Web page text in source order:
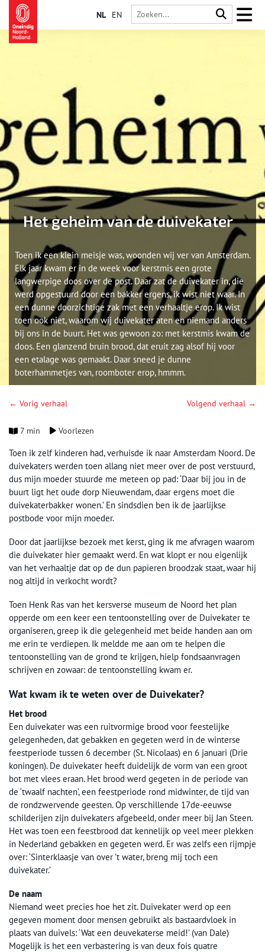
NL EN
Het geheim van de duivekater
Toen ik een klein meisje was, woonden wij ver van Amsterdam.
Elk jaar kwam er in de week voor kerstmis een grote
langwerpige doos over de post. Daar zat de duivekater in, die
werd opgestuurd door een bakker ergens, ik wist niet waar. In
een dunne doorzichtige zak met een verhaaltje erop. Ik wist
toen ook niet, waarom wij duivekater aten en niemand anders
bij ons in de buurt. Het was gewoon zo: met kerstmis kwam de
doos. Een glanzend bruin brood, dat eruit zag alsof hij voor
een etalage was gemaakt. Daar sneed je dunne
boterhammetjes van, roomboter erop, hmmm.
← Vorig verhaal Volgend verhaal →
7 min Voorlezen
Toen ik zelf kinderen had, verhuisde ik naar Amsterdam Noord. De
duivekaters werden toen allang niet meer over de post verstuurd,
dus mijn moeder stuurde me meteen op pad: ‘Daar bij jou in de
buurt ligt het oude dorp Nieuwendam, daar ergens moet die
duivekaterbakker wonen.’ En sindsdien ben ik de jaarlijkse
postbode voor mijn moeder.
Door dat jaarlijkse bezoek met kerst, ging ik me afvragen waarom
die duivekater hier gemaakt werd. En wat klopt er nou eigenlijk
van het verhaaltje dat op de dun papieren broodzak staat, waar hij
nog altijd in verkocht wordt?
Toen Henk Ras van het kersverse museum de Noord het plan
opperde om een keer een tentoonstelling over de Duivekater te
organiseren, greep ik die gelegenheid met beide handen aan om
me erin te verdiepen. Ik meldde me aan om te helpen die
tentoonstelling van de grond te krijgen, hielp fondsaanvragen
schrijven en zowaar: de tentoonstelling kwam er.
Wat kwam ik te weten over de Duivekater?
Het brood
Een duivekater was een ruitvormige brood voor feestelijke
gelegenheden, dat gebakken en gegeten werd in de winterse
feestperiode tussen 6 december (St. Nicolaas) en 6 januari (Drie
koningen). De duivekater heeft duidelijk de vorm van een groot
bot met vlees eraan. Het brood werd gegeten in de periode van
de ‘twaalf nachten’, een feestperiode rond midwinter, de tijd van
de rondzwervende geesten. Op verschillende 17de-eeuwse
schilderijen zijn duivekaters afgebeeld, onder meer bij Jan Steen.
Het was toen een feestbrood dat kennelijk op veel meer plekken
in Nederland gebakken en gegeten werd. Er was zelfs een rijmpje
over: ‘Sinterklaasje van over ’t water, breng mij toch een
duivekater.’
De naam
Niemand weet precies hoe het zit. Duivekater werd op een
gegeven moment door mensen gebruikt als bastaardvloek in
plaats van duivels: ‘Wat een deuvekaterse meid!’ (van Dale)
Mogelijk is het een verbastering is van deux fois quatre